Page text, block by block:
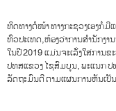
ທິດທາງຕໍ່ໜ້າ ທາງກະຊວງເອງກໍ່
ທົ່ວປະເທດ,ຫ້ອງວ່າການສຳນັກງາ
ໃນປີ 2019 ແມ່ນຈະເລັ່ງໃສ່ການ
ປທສແຂວງ ໄຊສົມບູນ, ພະແນກ ປ
ລັດຖະມົນຕີ ຕາມແຜນການຫັນເປັ